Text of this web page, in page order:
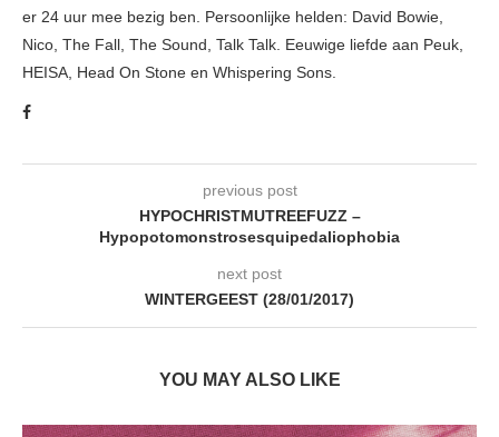
er 24 uur mee bezig ben. Persoonlijke helden: David Bowie,
Nico, The Fall, The Sound, Talk Talk. Eeuwige liefde aan Peuk,
HEISA, Head On Stone en Whispering Sons.
previous post
HYPOCHRISTMUTREEFUZZ –
Hypopotomonstrosesquipedaliophobia
next post
WINTERGEEST (28/01/2017)
YOU MAY ALSO LIKE